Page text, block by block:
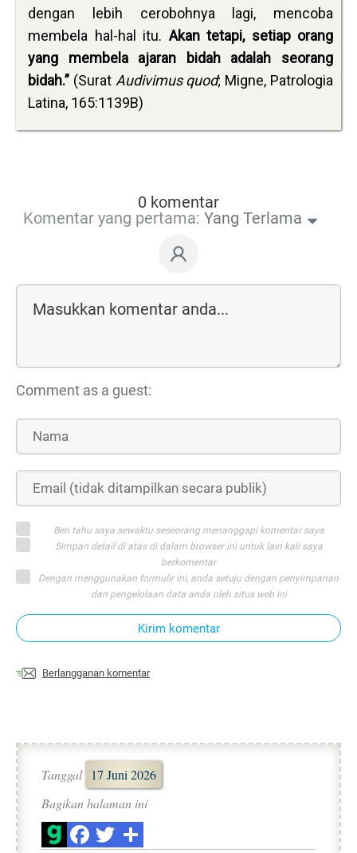
dengan lebih cerobohnya lagi, mencoba
membela hal-hal itu. Akan tetapi, setiap orang
yang membela ajaran bidah adalah seorang
bidah.” (Surat Audivimus quod; Migne, Patrologia
Latina, 165:1139B)
0 komentar
Komentar yang pertama: Yang Terlama
Comment as a guest:
Beri tahu saya sewaktu seseorang menanggapi komentar saya
Simpan detail di atas di dalam browser ini untuk lain kali saya
berkomentar
Dengan menggunakan formulir ini, anda setuju dengan penyimpanan
dan pengelolaan data anda oleh situs web ini
Kirim komentar
Berlangganan komentar
Tanggal 17 Juni 2026
Bagikan halaman ini